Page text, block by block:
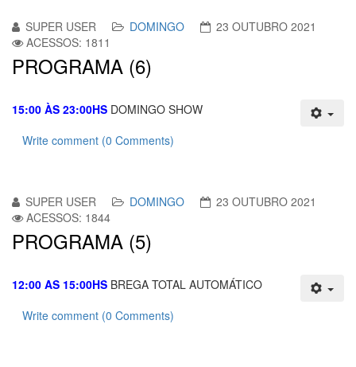
SUPER USER DOMINGO
23 OUTUBRO 2021
ACESSOS: 1811
PROGRAMA (6)
15:00 ÀS 23:00HS DOMINGO SHOW
Write comment (0 Comments)
SUPER USER DOMINGO
23 OUTUBRO 2021
ACESSOS: 1844
PROGRAMA (5)
12:00 AS 15:00HS BREGA TOTAL AUTOMÁTICO
Write comment (0 Comments)